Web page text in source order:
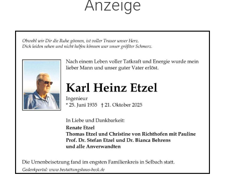
Anzeige